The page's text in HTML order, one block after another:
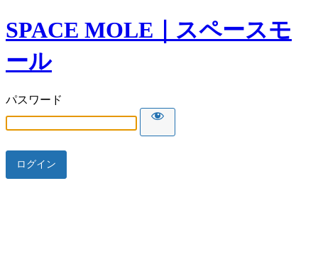
SPACE MOLE｜スペースモ
ール
パスワード